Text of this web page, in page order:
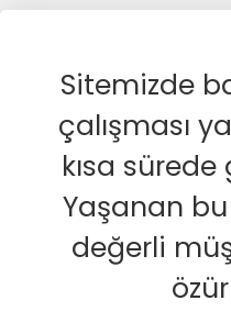
Sitemizde
çalışması
kısa
Yaşanan
değerli